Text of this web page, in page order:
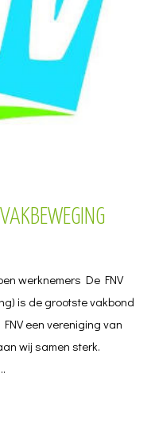
werknemers De FNV
is de grootste vakbond
een vereniging van
wij samen sterk.